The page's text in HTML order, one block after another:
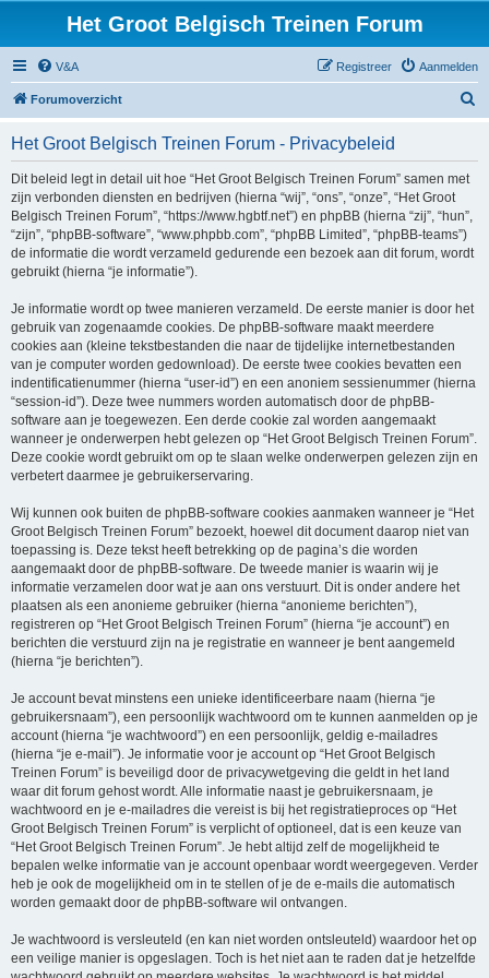
Het Groot Belgisch Treinen Forum
V&A Aanmelden
Registreer
Forumoverzicht
Het Groot Belgisch Treinen Forum - Privacybeleid
Dit beleid legt in detail uit hoe “Het Groot Belgisch Treinen Forum” samen met
zijn verbonden diensten en bedrijven (hierna “wij”, “ons”, “onze”, “Het Groot
Belgisch Treinen Forum”, “https://www.hgbtf.net”) en phpBB (hierna “zij”, “hun”,
“zijn”, “phpBB-software”, “www.phpbb.com”, “phpBB Limited”, “phpBB-teams”)
de informatie die wordt verzameld gedurende een bezoek aan dit forum, wordt
gebruikt (hierna “je informatie”).
Je informatie wordt op twee manieren verzameld. De eerste manier is door het
gebruik van zogenaamde cookies. De phpBB-software maakt meerdere
cookies aan (kleine tekstbestanden die naar de tijdelijke internetbestanden
van je computer worden gedownload). De eerste twee cookies bevatten een
indentificatienummer (hierna “user-id”) en een anoniem sessienummer (hierna
“session-id”). Deze twee nummers worden automatisch door de phpBB-
software aan je toegewezen. Een derde cookie zal worden aangemaakt
wanneer je onderwerpen hebt gelezen op “Het Groot Belgisch Treinen Forum”.
Deze cookie wordt gebruikt om op te slaan welke onderwerpen gelezen zijn en
verbetert daarmee je gebruikerservaring.
Wij kunnen ook buiten de phpBB-software cookies aanmaken wanneer je “Het
Groot Belgisch Treinen Forum” bezoekt, hoewel dit document daarop niet van
toepassing is. Deze tekst heeft betrekking op de pagina’s die worden
aangemaakt door de phpBB-software. De tweede manier is waarin wij je
informatie verzamelen door wat je aan ons verstuurt. Dit is onder andere het
plaatsen als een anonieme gebruiker (hierna “anonieme berichten”),
registreren op “Het Groot Belgisch Treinen Forum” (hierna “je account”) en
berichten die verstuurd zijn na je registratie en wanneer je bent aangemeld
(hierna “je berichten”).
Je account bevat minstens een unieke identificeerbare naam (hierna “je
gebruikersnaam”), een persoonlijk wachtwoord om te kunnen aanmelden op je
account (hierna “je wachtwoord”) en een persoonlijk, geldig e-mailadres
(hierna “je e-mail”). Je informatie voor je account op “Het Groot Belgisch
Treinen Forum” is beveiligd door de privacywetgeving die geldt in het land
waar dit forum gehost wordt. Alle informatie naast je gebruikersnaam, je
wachtwoord en je e-mailadres die vereist is bij het registratieproces op “Het
Groot Belgisch Treinen Forum” is verplicht of optioneel, dat is een keuze van
“Het Groot Belgisch Treinen Forum”. Je hebt altijd zelf de mogelijkheid te
bepalen welke informatie van je account openbaar wordt weergegeven. Verder
heb je ook de mogelijkheid om in te stellen of je de e-mails die automatisch
worden gemaakt door de phpBB-software wil ontvangen.
Je wachtwoord is versleuteld (en kan niet worden ontsleuteld) waardoor het op
een veilige manier is opgeslagen. Toch is het niet aan te raden dat je hetzelfde